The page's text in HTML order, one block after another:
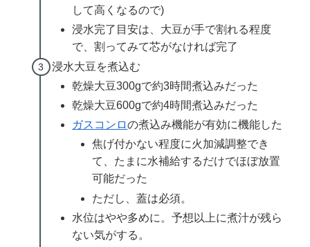
して高くなるので)
浸水完了目安は、大豆が手で割れる程度
で、割ってみて芯がなければ完了
浸水大豆を煮込む
乾燥大豆300gで約3時間煮込みだった
乾燥大豆600gで約4時間煮込みだった
ガスコンロの煮込み機能が有効に機能した
焦げ付かない程度に火加減調整でき
て、たまに水補給するだけでほぼ放置
可能だった
ただし、蓋は必須。
水位はやや多めに。予想以上に煮汁が残ら
ない気がする。